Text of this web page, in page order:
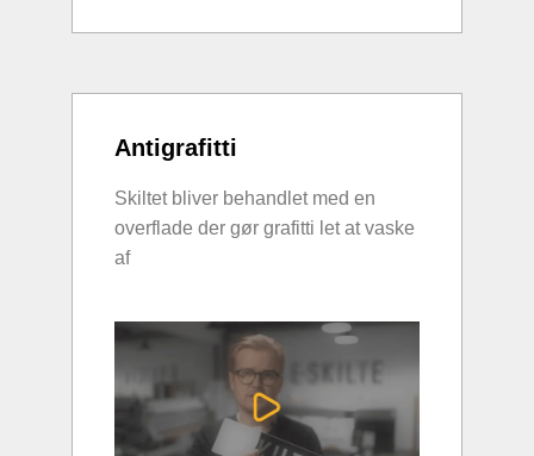
Antigrafitti
Skiltet bliver behandlet med en
overflade der gør grafitti let at vaske
af